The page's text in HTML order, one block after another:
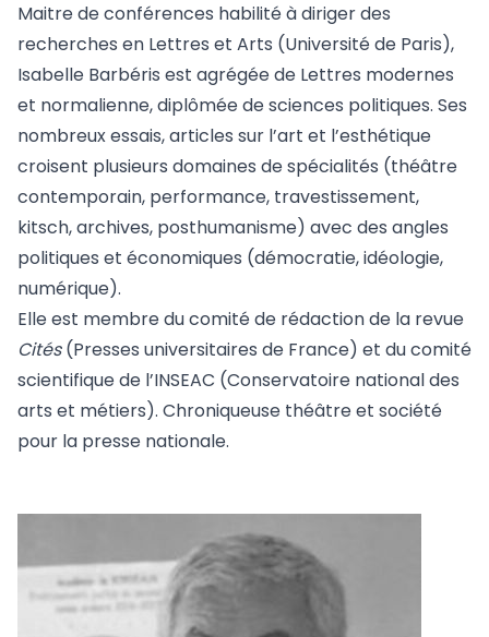
Maitre de conférences habilité à diriger des
recherches en Lettres et Arts (Université de Paris),
Isabelle Barbéris est agrégée de Lettres modernes
et normalienne, diplômée de sciences politiques. Ses
nombreux essais, articles sur l’art et l’esthétique
croisent plusieurs domaines de spécialités (théâtre
contemporain, performance, travestissement,
kitsch, archives, posthumanisme) avec des angles
politiques et économiques (démocratie, idéologie,
numérique).
Elle est membre du comité de rédaction de la revue
Cités(Presses universitaires de France) et du comité
scientifique de l’INSEAC (Conservatoire national des
arts et métiers). Chroniqueuse théâtre et société
pour la presse nationale.